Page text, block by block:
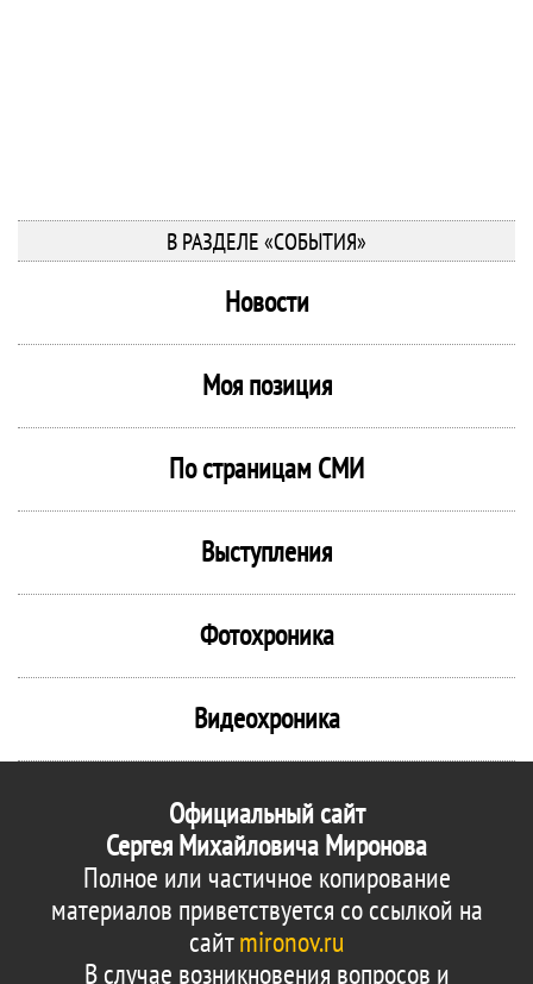
В РАЗДЕЛЕ «СОБЫТИЯ»
Новости
Моя позиция
По страницам СМИ
Выступления
Фотохроника
Видеохроника
Официальный сайт
Сергея Михайловича Миронова
Полное или частичное копирование
материалов приветствуется со ссылкой на
сайтmironov.ru
В случае возникновения вопросов и